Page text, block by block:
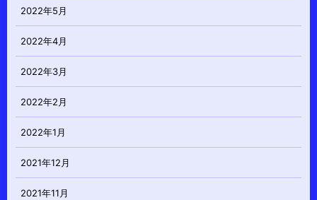
2022年5月
2022年4月
2022年3月
2022年2月
2022年1月
2021年12月
2021年11月